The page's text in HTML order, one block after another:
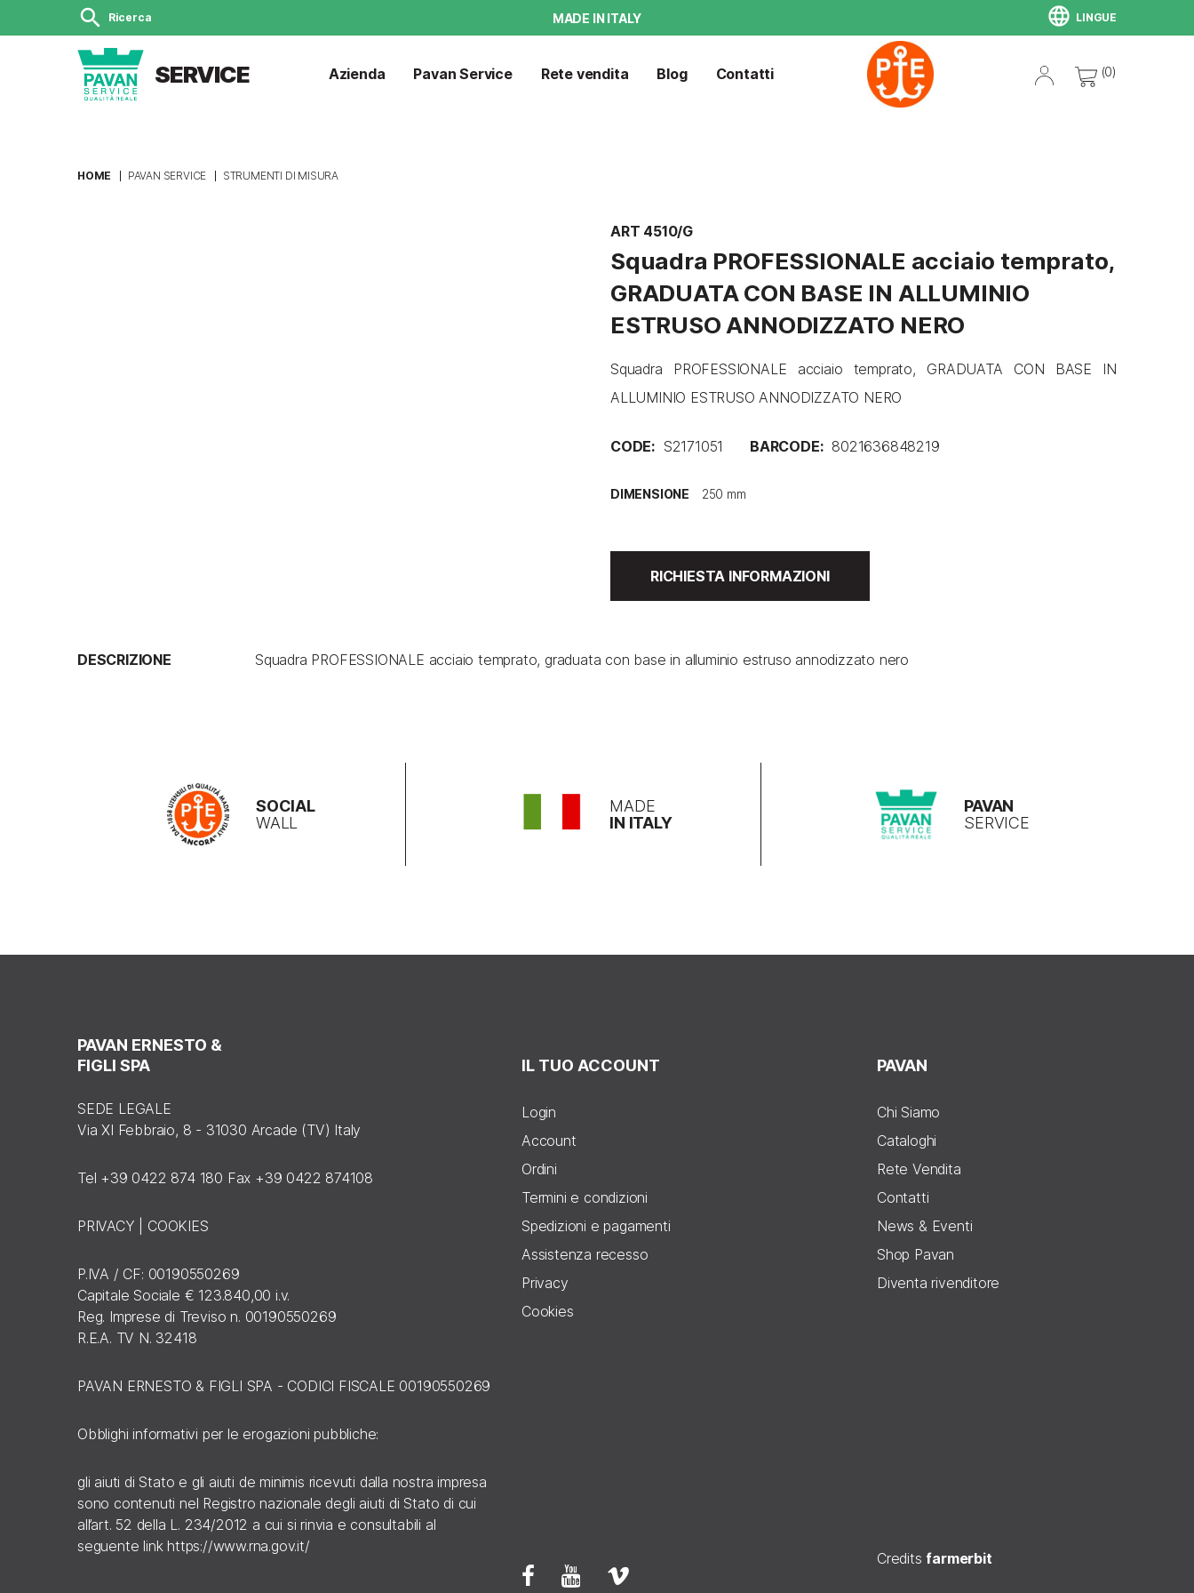
search Ricerca MADE IN ITALY language LINGUE
SERVICE Azienda Pavan Service Rete vendita Blog Contatti (0)
HOME PAVAN SERVICE STRUMENTI DI MISURA
ART 4510/G
Squadra PROFESSIONALE acciaio temprato,
GRADUATA CON BASE IN ALLUMINIO
ESTRUSO ANNODIZZATO NERO
Squadra PROFESSIONALE acciaio temprato, GRADUATA CON BASE IN
ALLUMINIO ESTRUSO ANNODIZZATO NERO
CODE: S2171051 BARCODE: 8021636848219
DIMENSIONE
RICHIESTA INFORMAZIONI
DESCRIZIONE Squadra PROFESSIONALE acciaio temprato, graduata con base in alluminio estruso annodizzato nero
SOCIAL
WALL
MADE
IN ITALY
PAVAN
SERVICE
PAVAN ERNESTO &
FIGLI SPA
SEDE LEGALE
Via XI Febbraio, 8 - 31030 Arcade (TV) Italy
Tel +39 0422 874 180 Fax +39 0422 874108
PRIVACY COOKIES
P.IVA / CF: 00190550269
Capitale Sociale € 123.840,00 i.v.
Reg. Imprese di Treviso n. 00190550269
R.E.A. TV N. 32418
PAVAN ERNESTO & FIGLI SPA - CODICI FISCALE 00190550269
Obblighi informativi per le erogazioni pubbliche:
gli aiuti di Stato e gli aiuti de minimis ricevuti dalla nostra impresa
sono contenuti nel Registro nazionale degli aiuti di Stato di cui
all’art. 52 della L. 234/2012 a cui si rinvia e consultabili al
seguente link https://www.rna.gov.it/
IL TUO ACCOUNT
Login
Account
Ordini
Termini e condizioni
Spedizioni e pagamenti
Assistenza recesso
Privacy
Cookies
PAVAN
Chi Siamo
Cataloghi
Rete Vendita
Contatti
News & Eventi
Shop Pavan
Diventa rivenditore
Credits farmerbit